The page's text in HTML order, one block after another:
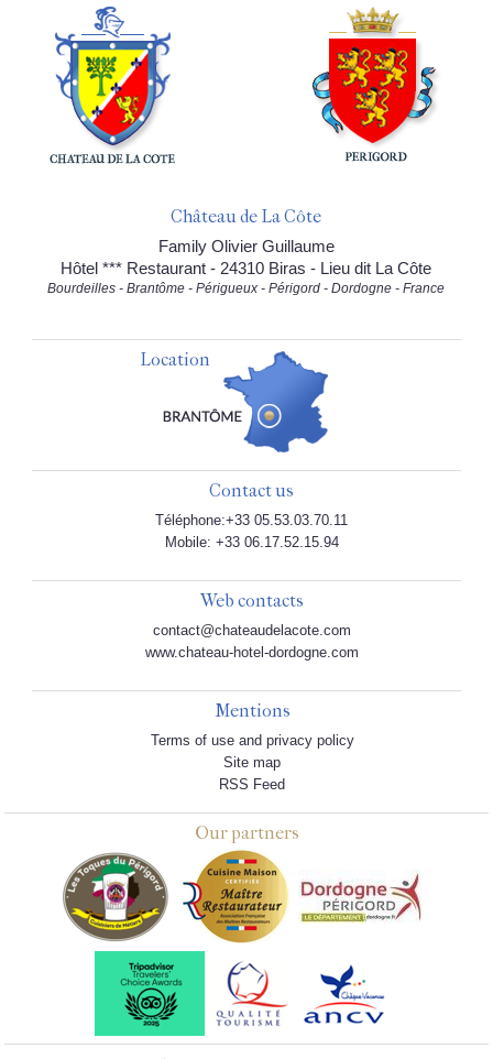
Château de La Côte
Family Olivier Guillaume
Hôtel *** Restaurant - 24310 Biras - Lieu dit La Côte
Bourdeilles - Brantôme - Périgueux - Périgord - Dordogne - France
Location
Contact us
Téléphone:+33 05.53.03.70.11
Mobile: +33 06.17.52.15.94
Web contacts
contact@chateaudelacote.com
www.chateau-hotel-dordogne.com
Mentions
Terms of use and privacy policy
Site map
RSS Feed
Our partners